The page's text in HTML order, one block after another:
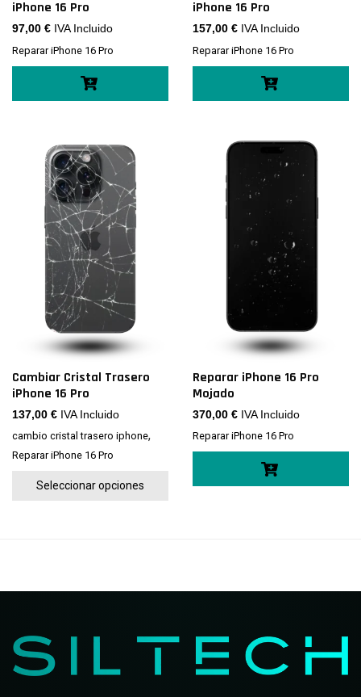
iPhone 16 Pro
97,00 € IVA Incluido
Reparar iPhone 16 Pro
iPhone 16 Pro
157,00 € IVA Incluido
Reparar iPhone 16 Pro
Cambiar Cristal Trasero
iPhone 16 Pro
137,00 € IVA Incluido
cambio cristal trasero iphone,
Reparar iPhone 16 Pro
Seleccionar opciones
Reparar iPhone 16 Pro
Mojado
370,00 € IVA Incluido
Reparar iPhone 16 Pro